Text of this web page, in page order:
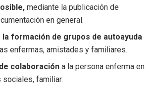
mediante la publicación de
en general.
la formación de grupos de autoayuda
enfermas, amistades y familiares.
colaboración a la persona enferma en
familiar.